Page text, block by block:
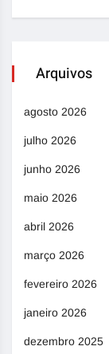
Arquivos
agosto 2026
julho 2026
junho 2026
maio 2026
abril 2026
março 2026
fevereiro 2026
janeiro 2026
dezembro 2025